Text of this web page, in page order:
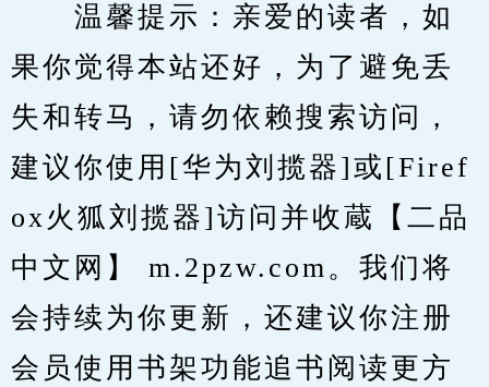
温馨提示：亲爱的读者，如
果你觉得本站还好，为了避免丢
失和转马，请勿依赖搜索访问，
建议你使用[华为刘揽器]或[Firef
ox火狐刘揽器]访问并收蔵【二品
中文网】 m.2pzw.com。我们将
会持续为你更新，还建议你注册
会员使用书架功能追书阅读更方